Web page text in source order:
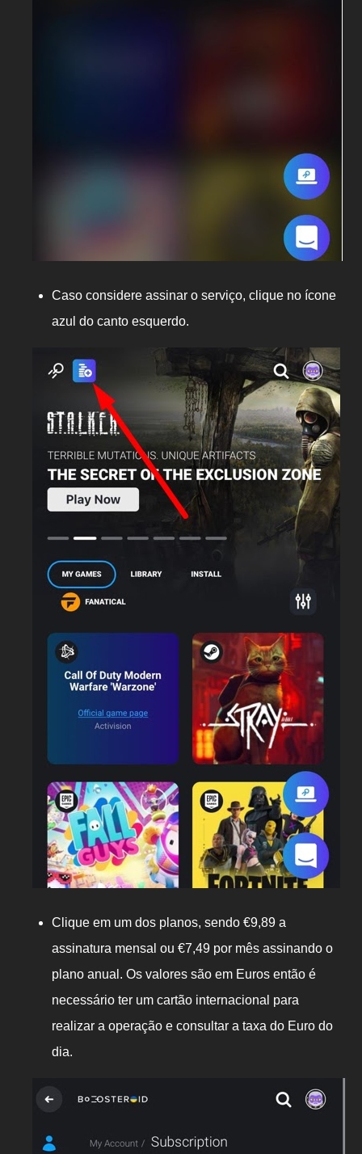
Caso considere assinar o serviço, clique no ícone
azul do canto esquerdo.
Clique em um dos planos, sendo €9,89 a
assinatura mensal ou €7,49 por mês assinando o
plano anual. Os valores são em Euros então é
necessário ter um cartão internacional para
realizar a operação e consultar a taxa do Euro do
dia.